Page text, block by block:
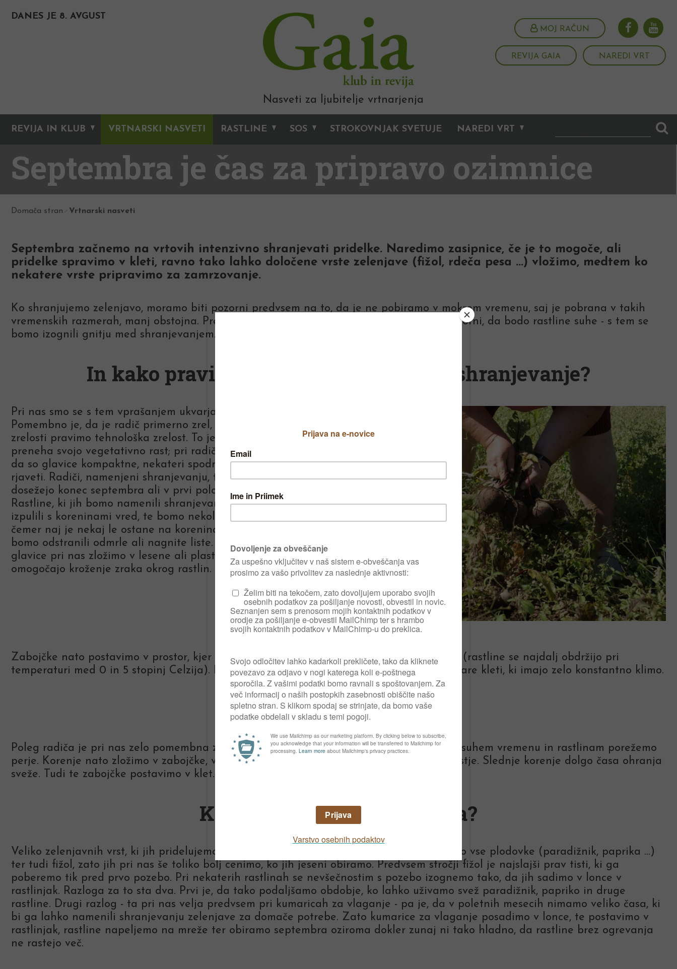
DANES JE 8. AVGUST
MOJ RAČUN
REVIJA GAIA NAREDI VRT
Nasveti za ljubitelje vrtnarjenja
REVIJA IN KLUB VRTNARSKI NASVETI RASTLINE SOS STROKOVNJAK SVETUJE NAREDI VRT
Septembra je čas za pripravo ozimnice
Domača stran Vrtnarski nasveti
Septembra začnemo na vrtovih intenzivno shranjevati pridelke. Naredimo zasipnice, če je to mogoče, ali
pridelke spravimo v kleti, ravno tako lahko določene vrste zelenjave (fižol, rdeča pesa ...) vložimo, medtem ko
nekatere vrste pripravimo za zamrzovanje.
Ko shranjujemo zelenjavo, moramo biti pozorni predvsem na to, da je ne pobiramo v mokrem vremenu, saj je pobrana v takih
vremenskih razmerah, manj obstojna. Predvsem pri shranjevanju radičev moramo biti pozorni, da bodo rastline suhe - s tem se
bomo izognili gnitju med shranjevanjem.
In kako pravilno pripravimo radiče za shranjevanje?
Pri nas smo se s tem vprašanjem ukvarjali kar nekaj časa.
Pomembno je, da je radič primerno zrel, poklicni vrtnarji tej
zrelosti pravimo tehnološka zrelost. To je takrat, ko rastlina
preneha svojo vegetativno rast; pri radiču to opazimo tako,
da so glavice kompaktne, nekateri spodnji listi pa začnejo
rjaveti. Radiči, namenjeni shranjevanju, to fazo največkrat
dosežejo konec septembra ali v prvi polovici oktobra.
Rastline, ki jih bomo namenili shranjevanju, bomo iz tal
izpulili s koreninami vred, te bomo nekoliko otresli prsti, pri
čemer naj je nekaj le ostane na koreninah, poleg tega
bomo odstranili odmrle ali nagnite liste. Tako pripravljene
glavice pri nas zložimo v lesene ali plastične zabojčke, ki
omogočajo kroženje zraka okrog rastlin.
Zabojčke nato postavimo v prostor, kjer je stalna temperatura, ki pa naj ne bo previsoka (rastline se najdalj obdržijo pri
temperaturi med 0 in 5 stopinj Celzija). Najbolj primerne za shranjevanje zelenjave so stare kleti, ki imajo zelo konstantno klimo.
Kaj pa korenje?
Poleg radiča je pri nas zelo pomembna zelenjava, ki jo shranimo, korenje. Populimo ga v suhem vremenu in rastlinam porežemo
perje. Korenje nato zložimo v zabojčke, v katere smo pred tem že nabrali suho orehovo listje. Slednje korenje dolgo časa ohranja
sveže. Tudi te zabojčke postavimo v klet.
Kako podaljšati čas obiranja?
Veliko zelenjavnih vrst, ki jih pridelujemo na vrtu, je zelo občutljivih za pozebe. Sem sodijo vse plodovke (paradižnik, paprika ...)
ter tudi fižol, zato jih pri nas še toliko bolj cenimo, ko jih jeseni obiramo. Predvsem stročji fižol je najslajši prav tisti, ki ga
poberemo tik pred prvo pozebo. Pri nekaterih rastlinah se nevšečnostim s pozebo izognemo tako, da jih sadimo v lonce v
rastlinjak. Razloga za to sta dva. Prvi je, da tako podaljšamo obdobje, ko lahko uživamo svež paradižnik, papriko in druge
rastline. Drugi razlog - ta pri nas velja predvsem pri kumaricah za vlaganje - pa je, da v poletnih mesecih nimamo veliko časa, ki
bi ga lahko namenili shranjevanju zelenjave za domače potrebe. Zato kumarice za vlaganje posadimo v lonce, te postavimo v
rastlinjak, rastline napeljemo na mreže ter obiramo septembra oziroma dokler zunaj ni tako hladno, da rastline brez ogrevanja
ne rastejo več.